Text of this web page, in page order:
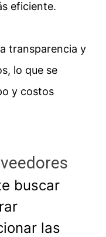
eficiente.
transparencia y
lo que se
y costos
buscar
las